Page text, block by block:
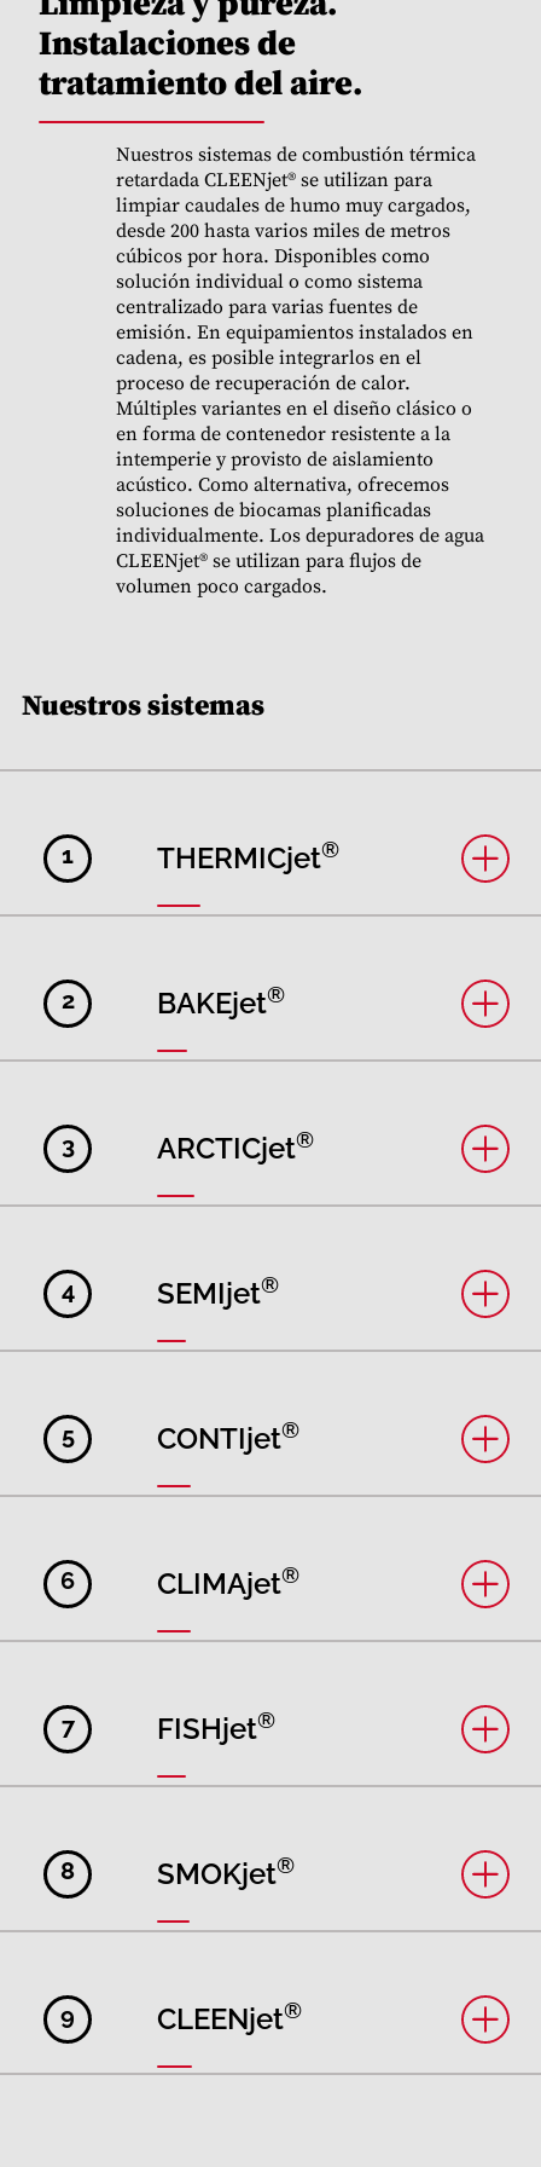
Instalaciones de
tratamiento del aire.
Nuestros sistemas de combustión térmica
retardada CLEENjet® se utilizan para
limpiar caudales de humo muy cargados,
desde 200 hasta varios miles de metros
cúbicos por hora. Disponibles como
solución individual o como sistema
centralizado para varias fuentes de
emisión. En equipamientos instalados en
cadena, es posible integrarlos en el
proceso de recuperación de calor.
Múltiples variantes en el diseño clásico o
en forma de contenedor resistente a la
intemperie y provisto de aislamiento
acústico. Como alternativa, ofrecemos
soluciones de biocamas planificadas
individualmente. Los depuradores de agua
CLEENjet® se utilizan para flujos de
volumen poco cargados.
Nuestros sistemas
1 THERMICjet®
2 BAKEjet®
3 ARCTICjet®
4 SEMIjet®
5 CONTIjet®
6 CLIMAjet®
7 FISHjet®
8 SMOKjet®
9 CLEENjet®